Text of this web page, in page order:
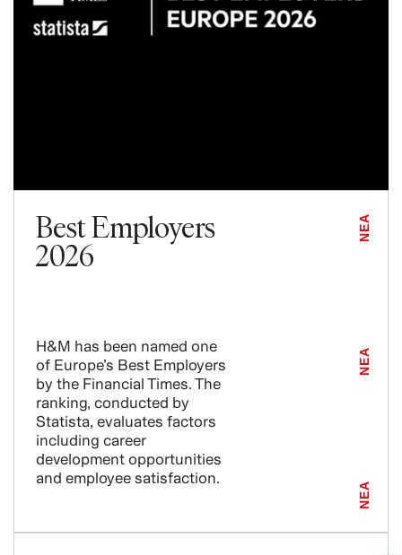
Best Employers
2026
H&M has been named one
of Europe’s Best Employers
by the Financial Times. The
ranking, conducted by
Statista, evaluates factors
including career
development opportunities
and employee satisfaction.
ΝΕΑ
ΝΕΑ
ΝΕΑ